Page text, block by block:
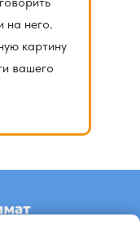
на него.
картину
вашего